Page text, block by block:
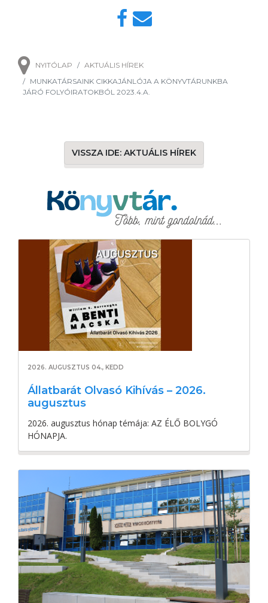
NYITÓLAP
AKTUÁLIS HÍREK
MUNKATÁRSAINK CIKKAJÁNLÓJA A KÖNYVTÁRUNKBA
JÁRÓ FOLYÓIRATOKBÓL 2023.4.A.
VISSZA IDE: AKTUÁLIS HÍREK
2026. AUGUSZTUS 04., KEDD
Állatbarát Olvasó Kihívás – 2026.
augusztus
2026. augusztus hónap témája: AZ ÉLŐ BOLYGÓ
HÓNAPJA.